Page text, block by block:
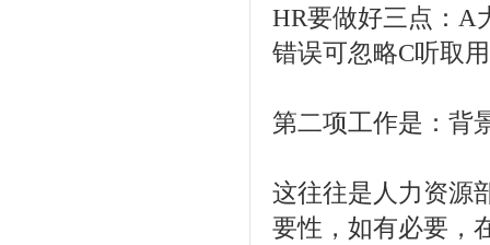
HR要做好三点：A
错误可忽略C听取
第二项工作是：背
这往往是人力资源
要性，如有必要，